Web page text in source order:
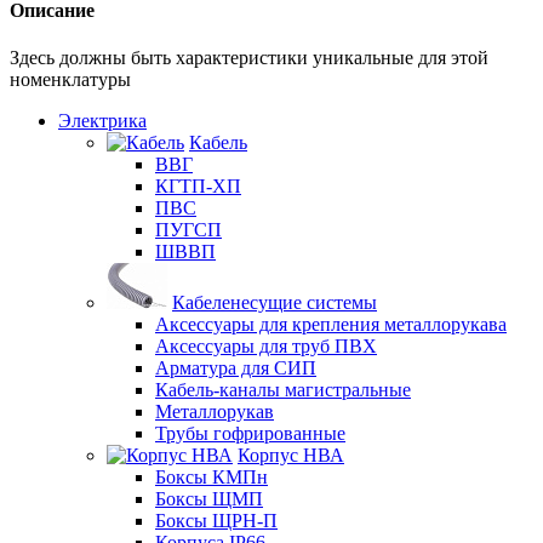
Описание
Здесь должны быть характеристики уникальные для этой
номенклатуры
Электрика
Кабель
ВВГ
КГТП-ХП
ПВС
ПУГСП
ШВВП
Кабеленесущие системы
Аксессуары для крепления металлорукава
Аксессуары для труб ПВХ
Арматура для СИП
Кабель-каналы магистральные
Металлорукав
Трубы гофрированные
Корпус НВА
Боксы КМПн
Боксы ЩМП
Боксы ЩРН-П